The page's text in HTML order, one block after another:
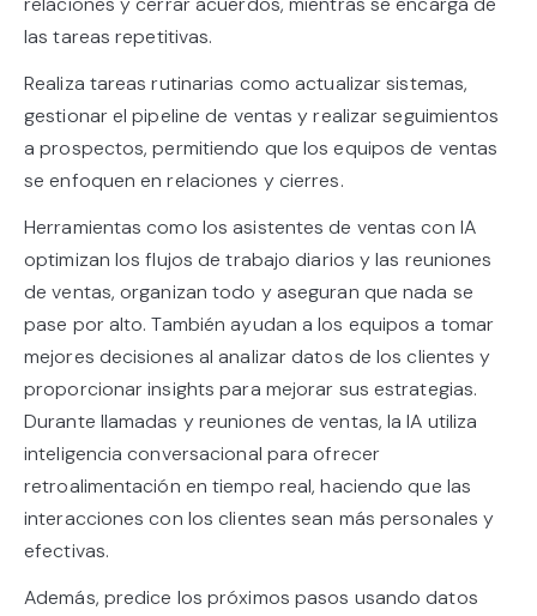
las tareas repetitivas.
Realiza tareas rutinarias como actualizar sistemas,
gestionar el pipeline de ventas y realizar seguimientos
a prospectos, permitiendo que los equipos de ventas
se enfoquen en relaciones y cierres.
Herramientas como los asistentes de ventas con IA
optimizan los flujos de trabajo diarios y las reuniones
de ventas, organizan todo y aseguran que nada se
pase por alto. También ayudan a los equipos a tomar
mejores decisiones al analizar datos de los clientes y
proporcionar insights para mejorar sus estrategias.
Durante llamadas y reuniones de ventas, la IA utiliza
inteligencia conversacional para ofrecer
retroalimentación en tiempo real, haciendo que las
interacciones con los clientes sean más personales y
efectivas.
Además, predice los próximos pasos usando datos